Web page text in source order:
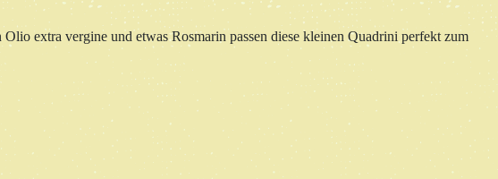
extra vergine und etwas Rosmarin passen diese kleinen Quadrini perfekt zum